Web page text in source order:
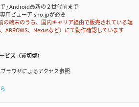
/ Android最新の２世代前まで
用ビューアisho.jpが必要
端末のうち、国内キャリア経由で販売されている端
ARROWS、Nexusなど）にて動作確認しています
ビス（買切型）
ラウザによるアクセス参照